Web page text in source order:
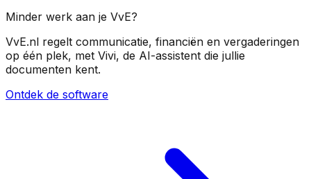
Minder werk aan je VvE?
VvE.nl regelt communicatie, financiën en vergaderingen
op één plek, met Vivi, de AI-assistent die jullie
documenten kent.
Ontdek de software